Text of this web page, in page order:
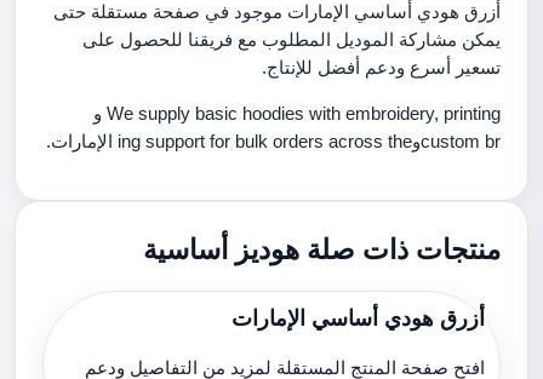
أزرق هودي أساسي الإمارات موجود في صفحة مستقلة حتى
يمكن مشاركة الموديل المطلوب مع فريقنا للحصول على
تسعير أسرع ودعم أفضل للإنتاج.
We supply basic hoodies with embroidery, printing و
custom brوing support for bulk orders across the الإمارات.
منتجات ذات صلة هوديز أساسية
أزرق هودي أساسي الإمارات
افتح صفحة المنتج المستقلة لمزيد من التفاصيل ودعم